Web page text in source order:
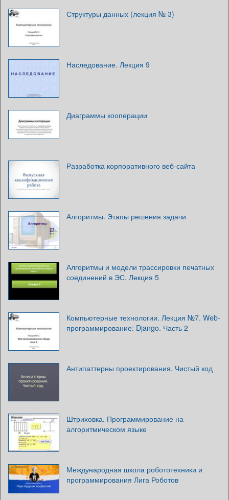
Структуры данных (лекция № 3)
Наследование. Лекция 9
Диаграммы кооперации
Разработка корпоративного веб-сайта
Алгоритмы. Этапы решения задачи
Алгоритмы и модели трассировки печатных
соединений в ЭС. Лекция 5
Компьютерные технологии. Лекция №7. Web-
программирование: Django. Часть 2
Антипаттерны проектирования. Чистый код
Штриховка. Программирование на
алгоритмическом языке
Международная школа робототехники и
программирования Лига Роботов